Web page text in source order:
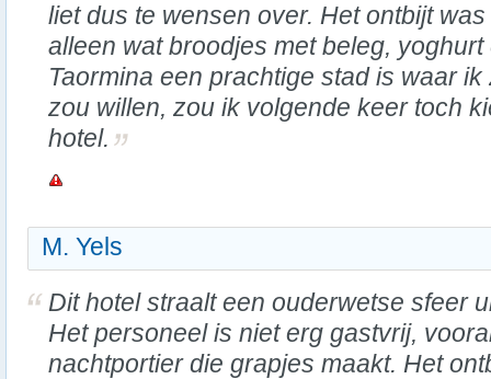
liet dus te wensen over. Het ontbijt
alleen wat broodjes met beleg, yoghurt
Taormina een prachtige stad is waar
zou willen, zou ik volgende keer toch
hotel.
M. Yels
Dit hotel straalt een ouderwetse sfeer
Het personeel is niet erg gastvrij,
nachtportier die grapjes maakt. Het